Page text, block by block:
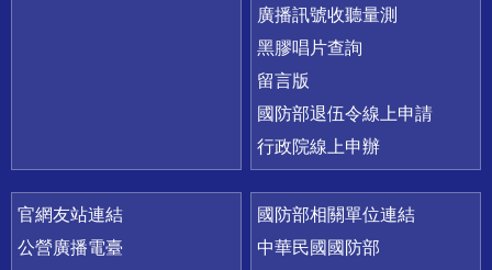
廣播訊號收聽量測
黑膠唱片查詢
留言版
國防部退伍令線上申請
行政院線上申辦
官網友站連結
公營廣播電臺
國防部相關單位連結
中華民國國防部